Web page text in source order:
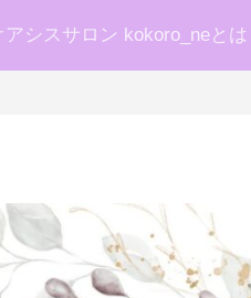
アシスサロン kokoro_neとは